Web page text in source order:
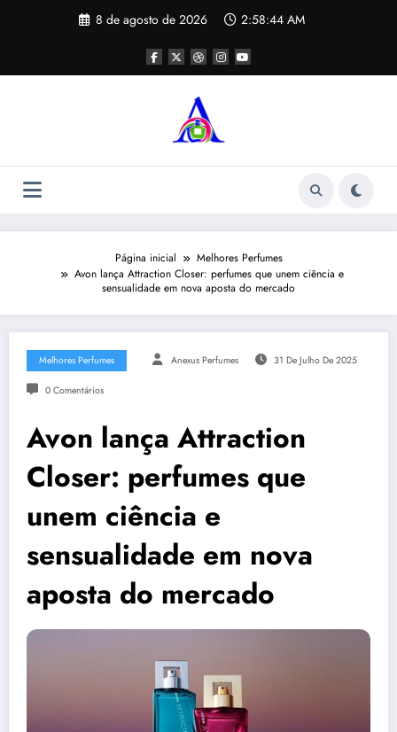
8 de agosto de 2026 2:58:44 AM
Página inicial
Melhores Perfumes
Avon lança Attraction Closer: perfumes que unem ciência e
sensualidade em nova aposta do mercado
Melhores Perfumes Anexus Perfumes 31 De Julho De 2025
0 Comentários
Avon lança Attraction
Closer: perfumes que
unem ciência e
sensualidade em nova
aposta do mercado